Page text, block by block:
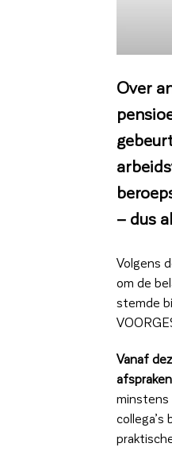
Over
– dus
Volgens
om de
stemde
Vanaf
minstens
collega’s